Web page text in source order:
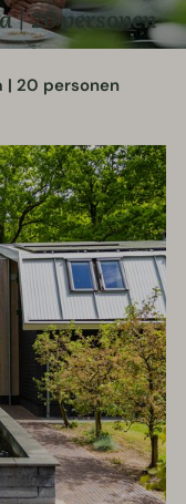
| 20 personen
| 20 personen